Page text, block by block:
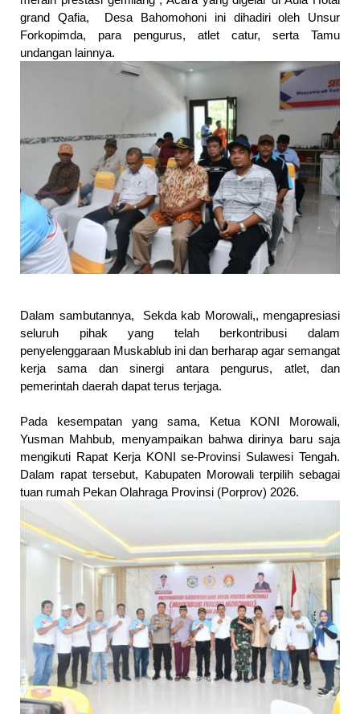
grand Qafia,  Desa Bahomohoni ini dihadiri oleh Unsur
Forkopimda, para pengurus, atlet catur, serta Tamu
undangan lainnya.
Dalam sambutannya,  Sekda kab Morowali,, mengapresiasi
seluruh pihak yang telah berkontribusi dalam
penyelenggaraan Muskablub ini dan berharap agar semangat
kerja sama dan sinergi antara pengurus, atlet, dan
pemerintah daerah dapat terus terjaga.
Pada kesempatan yang sama, Ketua KONI Morowali,
Yusman Mahbub, menyampaikan bahwa dirinya baru saja
mengikuti Rapat Kerja KONI se-Provinsi Sulawesi Tengah.
Dalam rapat tersebut, Kabupaten Morowali terpilih sebagai
tuan rumah Pekan Olahraga Provinsi (Porprov) 2026.